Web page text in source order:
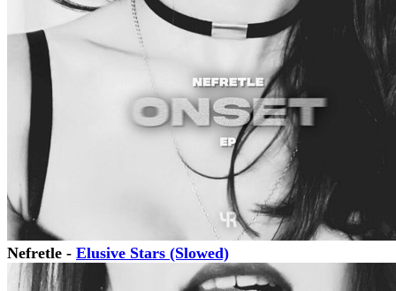
Nefretle - Elusive Stars (Slowed)